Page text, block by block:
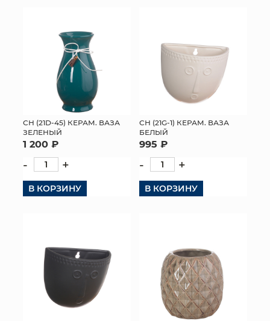
СН (21D-45) КЕРАМ. ВАЗА
ЗЕЛЕНЫЙ
1 200 ₽
- +
В КОРЗИНУ
СН (21G-1) КЕРАМ. ВАЗА
БЕЛЫЙ
995 ₽
- +
В КОРЗИНУ